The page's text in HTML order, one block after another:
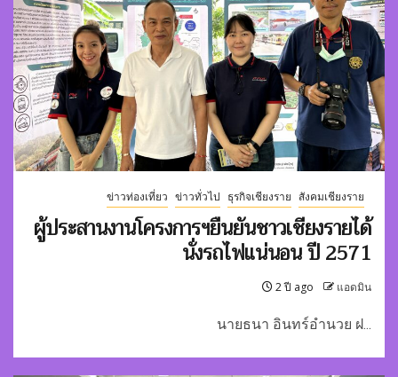
ข่าวท่องเที่ยว ข่าวทั่วไป ธุรกิจเชียงราย สังคมเชียงราย
ผู้ประสานงานโครงการฯยืนยันชาวเชียงรายได้
นั่งรถไฟแน่นอน ปี 2571
2 ปี ago แอดมิน
นายธนา อินทร์อำนวย ฝ...